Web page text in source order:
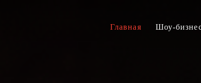
Главная Шоу-